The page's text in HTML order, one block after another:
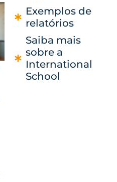
Exemplos de
relatórios
Saiba mais
sobre a
International
School